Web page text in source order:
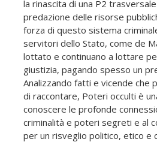
la rinascita di una P2
predazione delle risorse
forza di questo sistema
servitori dello Stato, come de
lottato e continuano a lottare
giustizia, pagando spesso un
Analizzando fatti e vicende che
di raccontare, Poteri occulti è
conoscere le profonde
criminalità e poteri segreti e al
per un risveglio politico, etico e